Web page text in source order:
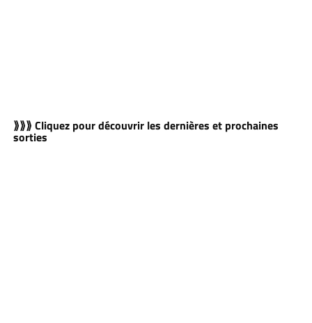
⟫⟫⟫ Cliquez pour découvrir les dernières et prochaines
sorties